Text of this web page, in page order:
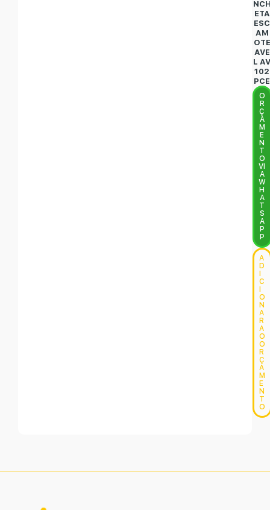
ETA
ESC
AM
OTE
AVE
L
102
PCE
O
R
Ç
A
M
E
N
T
O
VI
A
W
H
A
T
S
A
P
P
A
D
C
O
N
A
R
A
O
O
R
Ç
A
M
E
N
T
O